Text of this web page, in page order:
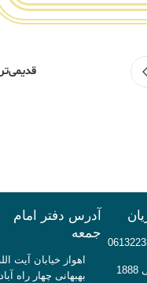
قدیمی‌تر
آدرس دفتر امام
جمعه
اهواز خیابان آیت
بهبهانی چهار راه